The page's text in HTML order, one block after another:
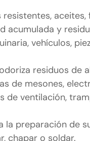
resistentes,
acumulada y
vehículos,
residuos de
de mesones,
de ventilación,
la preparación de
chapar o soldar.